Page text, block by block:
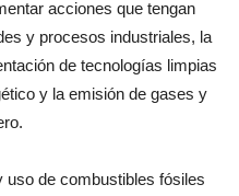
acciones que tengan
y procesos industriales, la
de tecnologías limpias
y la emisión de gases y
uso de combustibles fósiles